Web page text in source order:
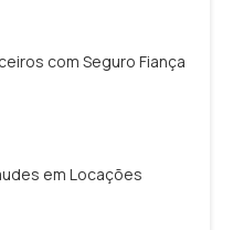
com Seguro Fiança
em Locações